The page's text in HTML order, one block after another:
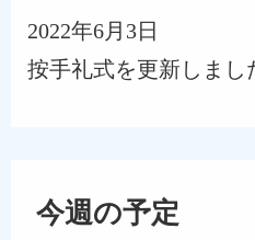
2022年6月3日
按手礼式を更新しまし
今週の予定